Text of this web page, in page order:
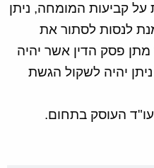
על קביעות המומחה, ניתן
לנסות לסתור את
פסק הדין אשר יהיה
יהיה לשקול הגשת
העוסק בתחום.